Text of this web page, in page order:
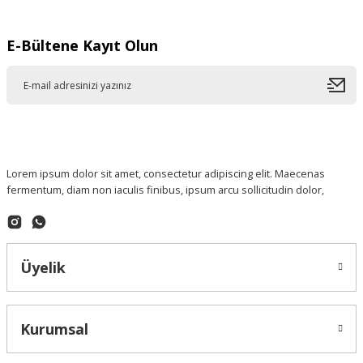
E-Bültene Kayıt Olun
Lorem ipsum dolor sit amet, consectetur adipiscing elit. Maecenas
fermentum, diam non iaculis finibus, ipsum arcu sollicitudin dolor,
Üyelik
Kurumsal